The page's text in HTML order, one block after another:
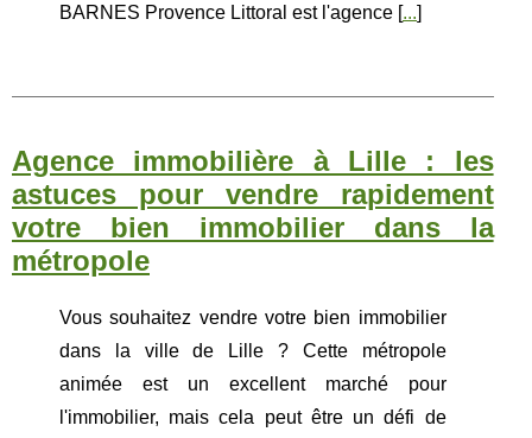
BARNES Provence Littoral est l'agence [...]
Agence immobilière à Lille : les
astuces pour vendre rapidement
votre bien immobilier dans la
métropole
Vous souhaitez vendre votre bien immobilier
dans la ville de Lille ? Cette métropole
animée est un excellent marché pour
l'immobilier, mais cela peut être un défi de